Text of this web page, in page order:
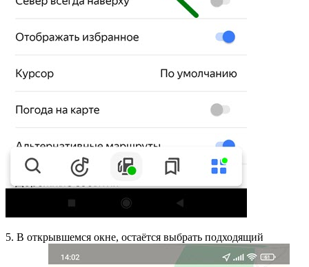
5. В открывшемся окне, остаётся выбрать подходящий